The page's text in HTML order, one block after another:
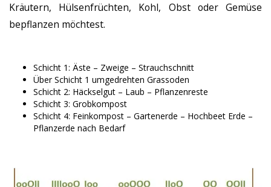
Kräutern, Hülsenfrüchten, Kohl, Obst oder Gemüse
bepflanzen möchtest.
Schicht 1: Äste – Zweige – Strauchschnitt
Über Schicht 1 umgedrehten Grassoden
Schicht 2: Häckselgut – Laub – Pflanzenreste
Schicht 3: Grobkompost
Schicht 4: Feinkompost – Gartenerde – Hochbeet Erde –
Pflanzerde nach Bedarf